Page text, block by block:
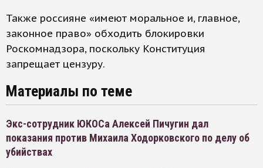
Также россияне «имеют моральное и, главное,
законное право» обходить блокировки
Роскомнадзора, поскольку Конституция
запрещает цензуру.
Материалы по теме
Экс-сотрудник ЮКОСа Алексей Пичугин дал
показания против Михаила Ходорковского по делу об
убийствах